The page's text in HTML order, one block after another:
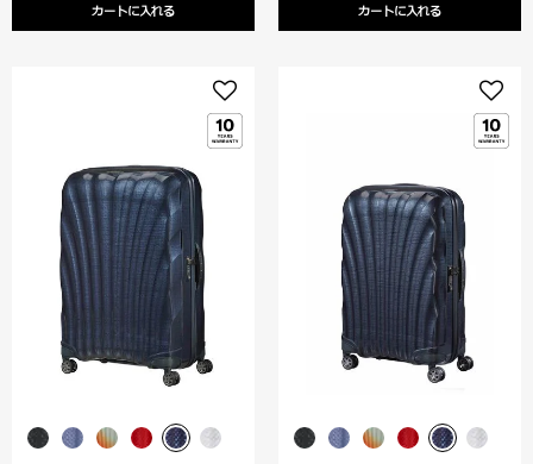
カートに入れる カートに入れる